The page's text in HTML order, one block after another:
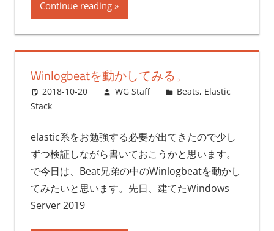
Continue reading
Winlogbeatを動かしてみる。
2018-10-20 WG Staff Beats, Elastic
Stack
elastic系をお勉強する必要が出てきたので少し
ずつ検証しながら書いておこうかと思います。
で今日は、Beat兄弟の中のWinlogbeatを動かし
てみたいと思います。先日、建てたWindows
Server 2019